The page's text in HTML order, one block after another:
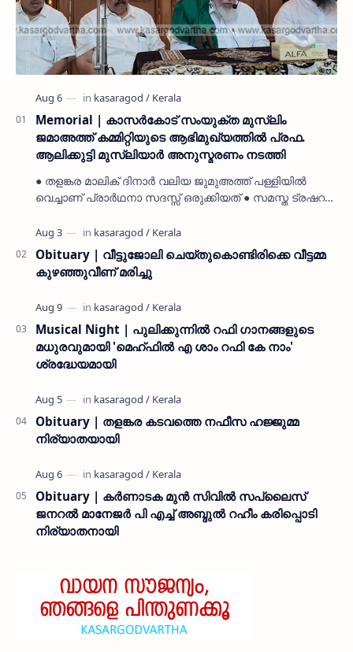
Memorial | കാസർകോട് സംയുക്ത മുസ്ലിം
ജമാഅത്ത് കമ്മിറ്റിയുടെ ആഭിമുഖ്യത്തിൽ പ്രഫ.
ആലിക്കുട്ടി മുസ്ലിയാർ അനുസ്മരണം നടത്തി
● തളങ്കര മാലിക് ദിനാർ വലിയ ജുമുഅത്ത് പള്ളിയിൽ
വെച്ചാണ് പ്രാർഥനാ സദസ്സ് ഒരുക്കിയത് ● സമസ്ത ട്രഷറർ
നൽകി കാസ…
Obituary | വീട്ടുജോലി ചെയ്തുകൊണ്ടിരിക്കെ വീട്ടമ്മ
കുഴഞ്ഞുവീണ് മരിച്ചു
Musical Night | പുലിക്കുന്നിൽ റഫി ഗാനങ്ങളുടെ
മധുരവുമായി 'മെഹ്ഫിൽ എ ശാം റഫി കേ നാം'
ശ്രദ്ധേയമായി
Obituary | തളങ്കര കടവത്തെ നഫീസ ഹജ്ജുമ്മ
നിര്യാതയായി
Obituary | കർണാടക മുൻ സിവില്‍ സപ്ലൈസ്
ജനറൽ മാനേജർ പി എച്ച് അബ്ദുൽ റഹീം കരിപ്പൊടി
നിര്യാതനായി